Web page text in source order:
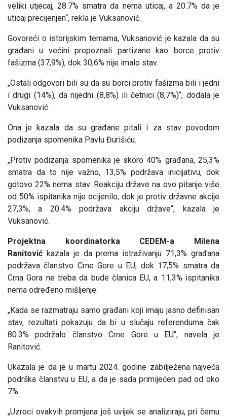
veliki utjecaj, 28.7% smatra da nema uticaj, a 20.7% da je
uticaj precijenjen“, rekla je Vuksanović.
Govoreći o istorijskim temama, Vuksanović je kazala da su
građani u većini prepoznali partizane kao borce protiv
fašizma (37,9%), dok 30,6% nije imalo stav.
„Ostali odgovori bili su da su borci protiv fašizma bili i jedni
i drugi (14%), da nijedni (8,8%) ili četnici (8,7%)“, dodala je
Vuksanović.
Ona je kazala da su građane pitali i za stav povodom
podizanja spomenika Pavlu Đurišiću.
„Protiv podizanja spomenika je skoro 40% građana, 25,3%
smatra da to nije važno, 13,5% podržava inicijativu, dok
gotovo 22% nema stav. Reakciju države na ovo pitanje više
od 50% ispitanika nije ocijenilo, dok je protiv državne akcije
27,3%, a 20.4% podržava akciju države“, kazala je
Vuksanović.
Projektna koordinatorka CEDEM-a Milena
Ranitović kazala je da prema istraživanju 71,3% građana
podržava članstvo Crne Gore u EU, dok 17,5% smatra da
Crna Gora ne treba da bude članica EU, a 11,3% ispitanika
nema određeno mišljenje.
„Kada se razmatraju samo građani koji imaju jasno definisan
stav, rezultati pokazuju da bi u slučaju referenduma čak
80.3% podržalo članstvo Crne Gore u EU“, navela je
Ranitović.
Ukazala je da je u martu 2024. godine zabilježena najveća
podrška članstvu u EU, a da je sada primijećen pad od oko
7%.
„Uzroci ovakvih promjena još uvijek se analiziraju, pri čemu